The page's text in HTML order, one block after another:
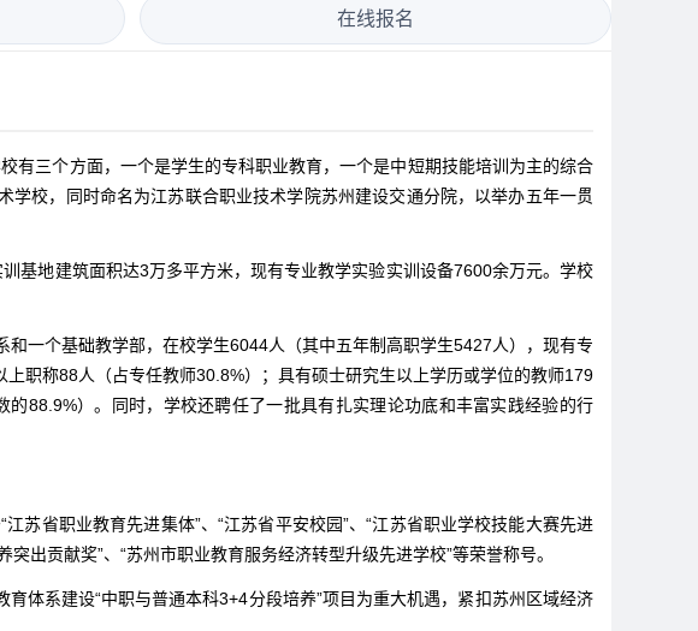
在线报名
有三个方面，一个是学生的专科职业教育，一个是中短期技能培训为主的综合
校，同时命名为江苏联合职业技术学院苏州建设交通分院，以举办五年一贯
基地建筑面积达3万多平方米，现有专业教学实验实训设备7600余万元。学校
一个基础教学部，在校学生6044人（其中五年制高职学生5427人），现有专
职称88人（占专任教师30.8%）；具有硕士研究生以上学历或学位的教师179
88.9%）。同时，学校还聘任了一批具有扎实理论功底和丰富实践经验的行
苏省职业教育先进集体”、“江苏省平安校园”、“江苏省职业学校技能大赛先进
出贡献奖”、“苏州市职业教育服务经济转型升级先进学校”等荣誉称号。
体系建设“中职与普通本科3+4分段培养”项目为重大机遇，紧扣苏州区域经济